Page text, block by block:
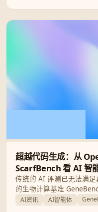
超越代码生成：从
ScarfBench 看 AI 智
传统的 AI 评测已无法满
的生物计算基准
准 ScarfBench，探讨 AI
AI资讯 AI智能体